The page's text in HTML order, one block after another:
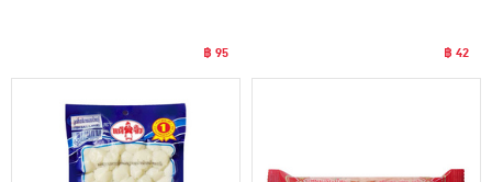
฿ 95 ฿ 42